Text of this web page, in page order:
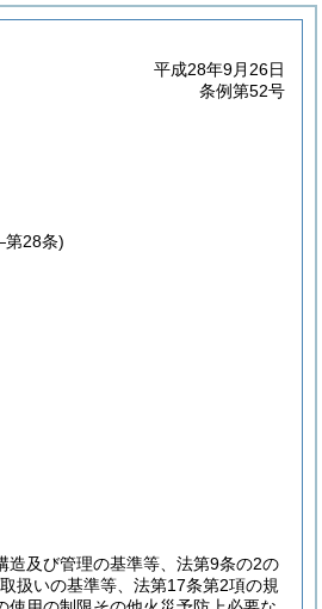
平成28年9月26日
条例第52号
28条)
造及び管理の基準等、法第9条の2の
扱いの基準等、法第17条第2項の規